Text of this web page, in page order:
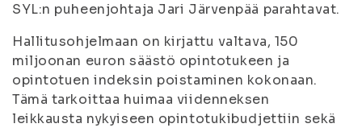
SYL:n puheenjohtaja Jari Järvenpää parahtavat.
Hallitusohjelmaan on kirjattu valtava, 150
miljoonan euron säästö opintotukeen ja
opintotuen indeksin poistaminen kokonaan.
Tämä tarkoittaa huimaa viidenneksen
leikkausta nykyiseen opintotukibudjettiin sekä